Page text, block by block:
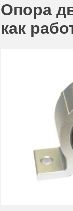
Опора
как